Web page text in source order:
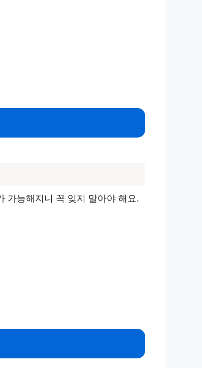
가능해지니 꼭 잊지 말아야 해요.